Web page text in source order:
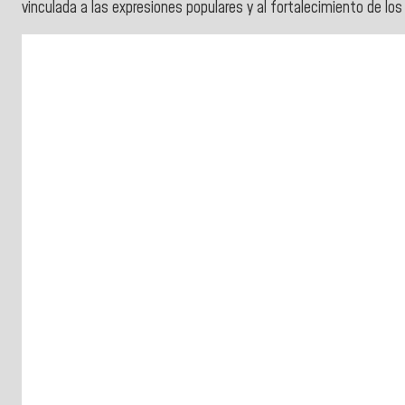
vinculada a las expresiones populares y al fortalecimiento de